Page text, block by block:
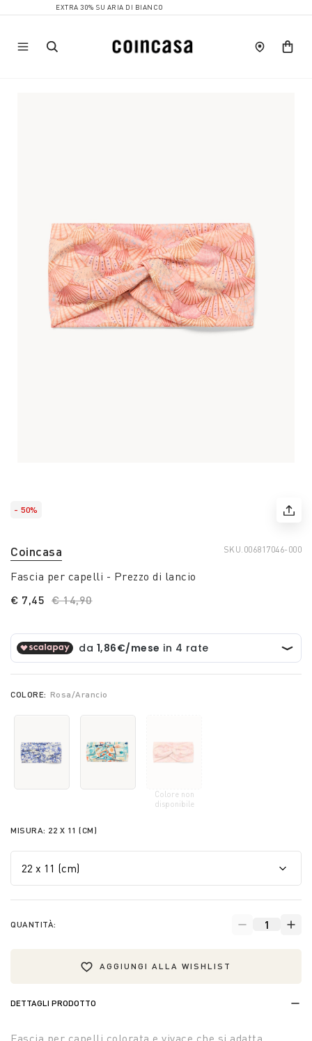
EXTRA 30% SU ARIA DI BIANCO
- 50%
Coincasa SKU. 006817046-000
Fascia per capelli - Prezzo di lancio
Price reduced from
€ 14,90to
€ 7,45
COLORE: Rosa/Arancio
Colore non
disponibile
selected
MISURA: 22 X 11 (CM)
QUANTITÀ:
AGGIUNGI ALLA WISHLIST
DETTAGLI PRODOTTO
Fascia per capelli colorata e vivace che si adatta